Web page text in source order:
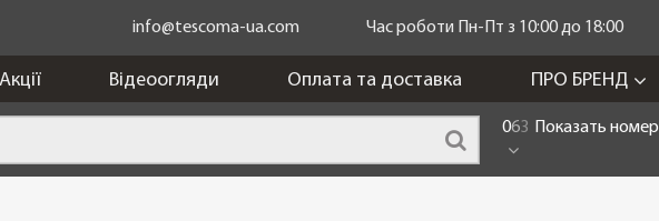
info@tescoma-ua.com Час роботи Пн-Пт з 10:00 до 18:00
Акції Відеоогляди Оплата та доставка ПРО БРЕНД
063 Показать номер